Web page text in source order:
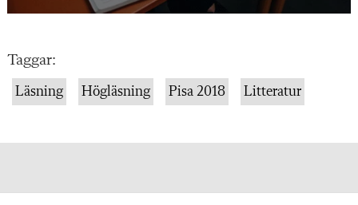
Taggar:
Läsning Högläsning Pisa 2018 Litteratur